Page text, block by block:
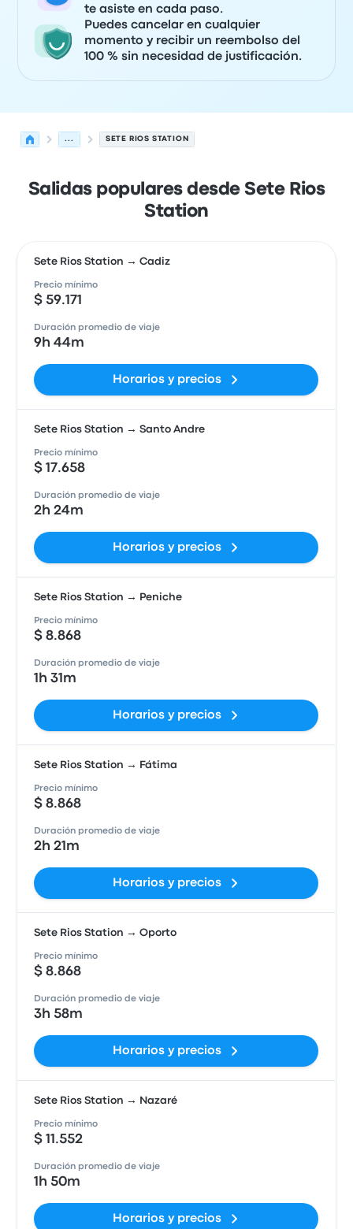
te asiste en cada paso.
Puedes cancelar en cualquier
momento y recibir un reembolso del
100 % sin necesidad de justificación.
... SETE RIOS STATION
Salidas populares desde Sete Rios
Station
Sete Rios Station → Cadiz
Precio mínimo
$ 59.171
Duración promedio de viaje
9h 44m
Horarios y precios
Sete Rios Station → Santo Andre
Precio mínimo
$ 17.658
Duración promedio de viaje
2h 24m
Horarios y precios
Sete Rios Station → Peniche
Precio mínimo
$ 8.868
Duración promedio de viaje
1h 31m
Horarios y precios
Sete Rios Station → Fátima
Precio mínimo
$ 8.868
Duración promedio de viaje
2h 21m
Horarios y precios
Sete Rios Station → Oporto
Precio mínimo
$ 8.868
Duración promedio de viaje
3h 58m
Horarios y precios
Sete Rios Station → Nazaré
Precio mínimo
$ 11.552
Duración promedio de viaje
1h 50m
Horarios y precios